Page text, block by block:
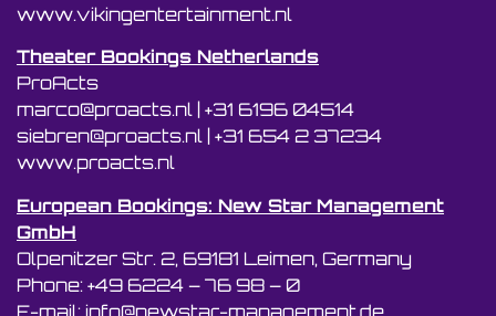
www.vikingentertainment.nl
Theater Bookings Netherlands
ProActs
marco@proacts.nl ‭+31 6196 04514‬
siebren@proacts.nl ‭‭+31 654 2 37234
www.proacts.nl
European Bookings: New Star Management
GmbH
Olpenitzer Str. 2, 69181 Leimen, Germany
Phone: +49 6224 – 76 98 – 0
E-mail: info@newstar-management.de